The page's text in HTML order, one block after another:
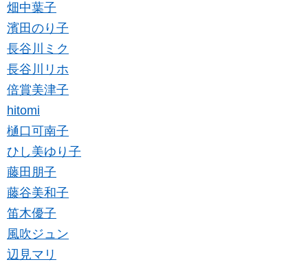
畑中葉子
濱田のり子
長谷川ミク
長谷川リホ
倍賞美津子
hitomi
樋口可南子
ひし美ゆり子
藤田朋子
藤谷美和子
笛木優子
風吹ジュン
辺見マリ